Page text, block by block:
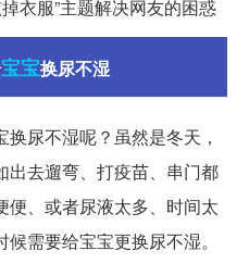
衣服”主题解决网友的困惑
宝宝换尿不湿
尿不湿呢？虽然是冬天，
出去遛弯、打疫苗、串门都
便、或者尿液太多、时间太
需要给宝宝更换尿不湿。